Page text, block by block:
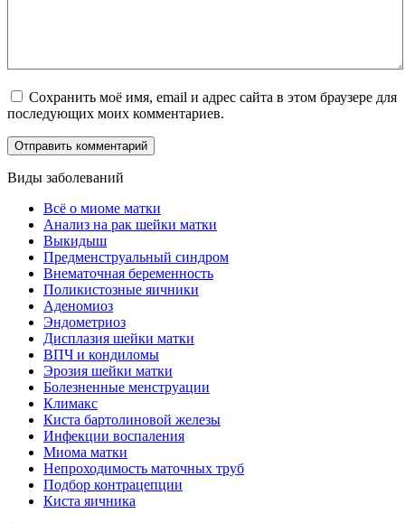
Сохранить моё имя, email и адрес сайта в этом браузере для
последующих моих комментариев.
Виды заболеваний
Всё о миоме матки
Анализ на рак шейки матки
Выкидыш
Предменструальный синдром
Внематочная беременность
Поликистозные яичники
Аденомиоз
Эндометриоз
Дисплазия шейки матки
ВПЧ и кондиломы
Эрозия шейки матки
Болезненные менструации
Климакс
Киста бартолиновой железы
Инфекции воспаления
Миома матки
Непроходимость маточных труб
Подбор контрацепции
Киста яичника